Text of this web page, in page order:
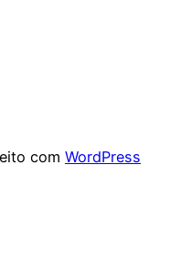
com WordPress